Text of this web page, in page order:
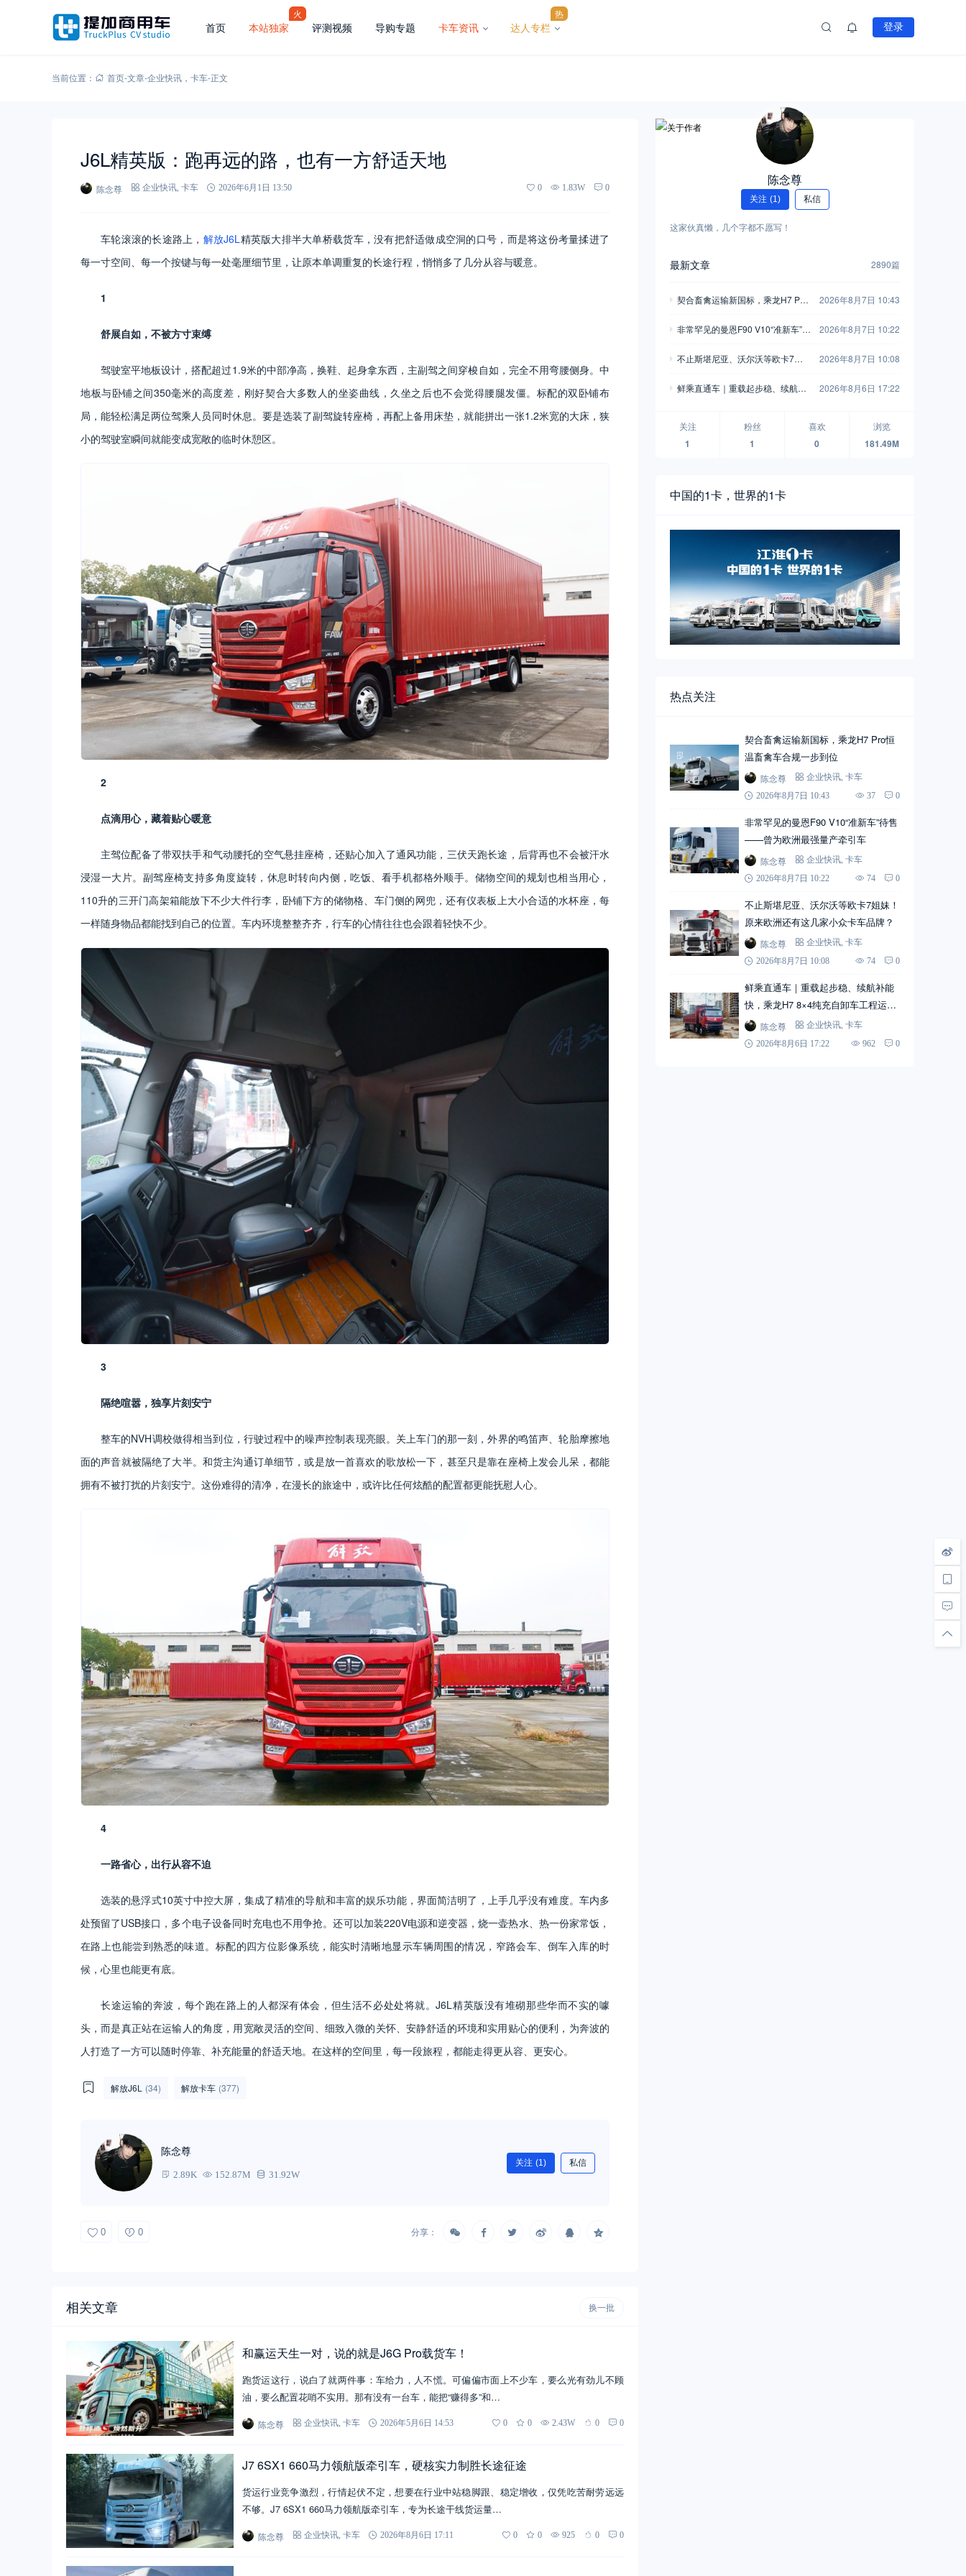
首页 本站独家
火
评测视频 导购专题 卡车资讯 达人专栏
热
登录
当前位置： 首页-文章-企业快讯 ， 卡车-正文
J6L精英版：跑再远的路，也有一方舒适天地
陈念尊 企业快讯 卡车 2026年6月1日 13:50 0 1.83W 0
车轮滚滚的长途路上， 解放J6L精英版大排半大单桥载货车，没有把舒适做成空洞的口号，而是将这份考量揉进了
每一寸空间、每一个按键与每一处毫厘细节里，让原本单调重复的长途行程，悄悄多了几分从容与暖意。
1
舒展自如，不被方寸束缚
驾驶室平地板设计，搭配超过1.9米的中部净高，换鞋、起身拿东西，主副驾之间穿梭自如，完全不用弯腰侧身。中
地板与卧铺之间350毫米的高度差，刚好契合大多数人的坐姿曲线，久坐之后也不会觉得腰腿发僵。标配的双卧铺布
局，能轻松满足两位驾乘人员同时休息。要是选装了副驾旋转座椅，再配上备用床垫，就能拼出一张1.2米宽的大床，狭
小的驾驶室瞬间就能变成宽敞的临时休憩区。
2
点滴用心，藏着贴心暖意
主驾位配备了带双扶手和气动腰托的空气悬挂座椅，还贴心加入了通风功能，三伏天跑长途，后背再也不会被汗水
浸湿一大片。副驾座椅支持多角度旋转，休息时转向内侧，吃饭、看手机都格外顺手。储物空间的规划也相当用心，
110升的三开门高架箱能放下不少大件行李，卧铺下方的储物格、车门侧的网兜，还有仪表板上大小合适的水杯座，每
一样随身物品都能找到自己的位置。车内环境整整齐齐，行车的心情往往也会跟着轻快不少。
3
隔绝喧嚣，独享片刻安宁
整车的NVH调校做得相当到位，行驶过程中的噪声控制表现亮眼。关上车门的那一刻，外界的鸣笛声、轮胎摩擦地
面的声音就被隔绝了大半。和货主沟通订单细节，或是放一首喜欢的歌放松一下，甚至只是靠在座椅上发会儿呆，都能
拥有不被打扰的片刻安宁。这份难得的清净，在漫长的旅途中，或许比任何炫酷的配置都更能抚慰人心。
4
一路省心，出行从容不迫
选装的悬浮式10英寸中控大屏，集成了精准的导航和丰富的娱乐功能，界面简洁明了，上手几乎没有难度。车内多
处预留了USB接口，多个电子设备同时充电也不用争抢。还可以加装220V电源和逆变器，烧一壶热水、热一份家常饭，
在路上也能尝到熟悉的味道。标配的四方位影像系统，能实时清晰地显示车辆周围的情况，窄路会车、倒车入库的时
候，心里也能更有底。
长途运输的奔波，每个跑在路上的人都深有体会，但生活不必处处将就。J6L精英版没有堆砌那些华而不实的噱
头，而是真正站在运输人的角度，用宽敞灵活的空间、细致入微的关怀、安静舒适的环境和实用贴心的便利，为奔波的
人打造了一方可以随时停靠、补充能量的舒适天地。在这样的空间里，每一段旅程，都能走得更从容、更安心。
解放J6L (34) 解放卡车 (377)
陈念尊
2.89K 152.87M 31.92W
关注 (1) 私信
0 0 分享：
相关文章 换一批
和赢运天生一对，说的就是J6G Pro载货车！
跑货运这行，说白了就两件事：车给力，人不慌。可偏偏市面上不少车，要么光有劲儿不顾
油，要么配置花哨不实用。那有没有一台车，能把“赚得多”和…
陈念尊 企业快讯, 卡车 2026年5月6日 14:53 0 0 2.43W 0 0
J7 6SX1 660马力领航版牵引车，硬核实力制胜长途征途
货运行业竞争激烈，行情起伏不定，想要在行业中站稳脚跟、稳定增收，仅凭吃苦耐劳远远
不够。J7 6SX1 660马力领航版牵引车，专为长途干线货运量…
陈念尊 企业快讯, 卡车 2026年8月6日 17:11 0 0 925 0 0
陈念尊
关注 (1) 私信
这家伙真懒，几个字都不愿写！
最新文章 2890篇
契合畜禽运输新国标，乘龙H7 Pro
2026年8月7日 10:43
非常罕见的曼恩F90 V10“准新车”待
2026年8月7日 10:22
不止斯堪尼亚、沃尔沃等欧卡7姐
品牌？
2026年8月7日 10:08
鲜乘直通车｜重载起步稳、续航补
运输实力搭档
2026年8月6日 17:22
关注
1
粉丝
1
喜欢
0
浏览
181.49M
中国的1卡，世界的1卡
热点关注
契合畜禽运输新国标，乘龙H7 Pro恒
温畜禽车合规一步到位
陈念尊 企业快讯 卡车
2026年8月7日 10:43
37 0
非常罕见的曼恩F90 V10“准新车”待售
——曾为欧洲最强量产牵引车
陈念尊 企业快讯 卡车
2026年8月7日 10:22
74 0
不止斯堪尼亚、沃尔沃等欧卡7姐妹！
原来欧洲还有这几家小众卡车品牌？
陈念尊 企业快讯 卡车
2026年8月7日 10:08
74 0
鲜乘直通车｜重载起步稳、续航补能
快，乘龙H7 8×4纯充自卸车工程运输
实力搭档
陈念尊 企业快讯 卡车
2026年8月6日 17:22
962 0